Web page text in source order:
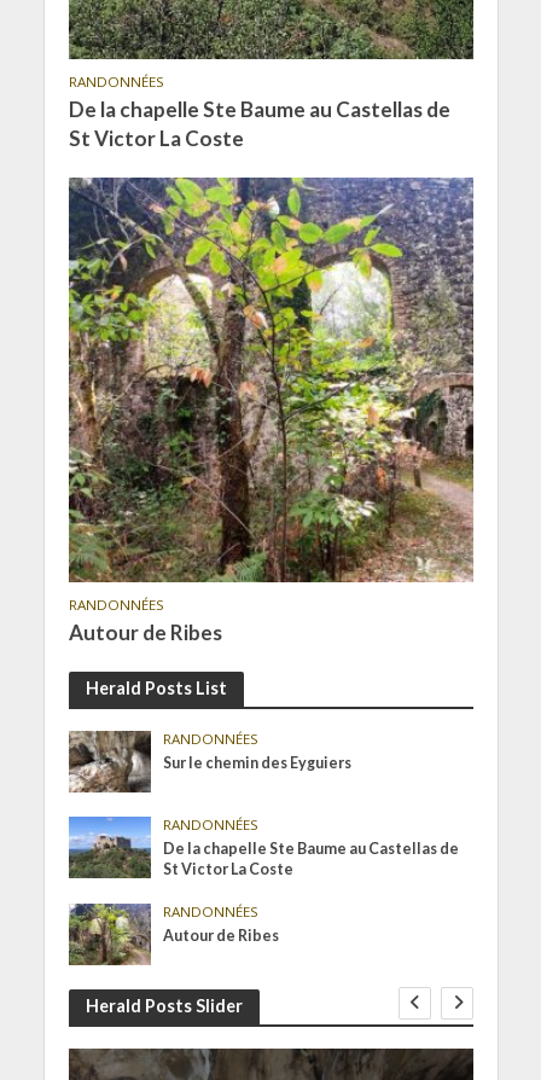
RANDONNÉES
De la chapelle Ste Baume au Castellas de
St Victor La Coste
RANDONNÉES
Autour de Ribes
Herald Posts List
RANDONNÉES
Sur le chemin des Eyguiers
RANDONNÉES
De la chapelle Ste Baume au Castellas de
St Victor La Coste
RANDONNÉES
Autour de Ribes
Herald Posts Slider